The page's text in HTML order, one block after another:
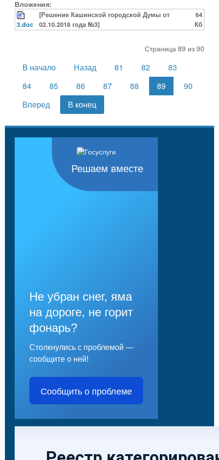
Вложения:
3.doc
[Решение Кашинской городской Думы от
02.10.2018 года №3]
64
Кб
Страница 89 из 90
В начало Назад 81 82
83
84
85 86 87 88 89
90
Вперед
В конец
Решаем вместе
Не убран снег, яма
на дороге, не горит
фонарь?
Столкнулись с проблемой —
сообщите о ней!
Сообщить о проблеме